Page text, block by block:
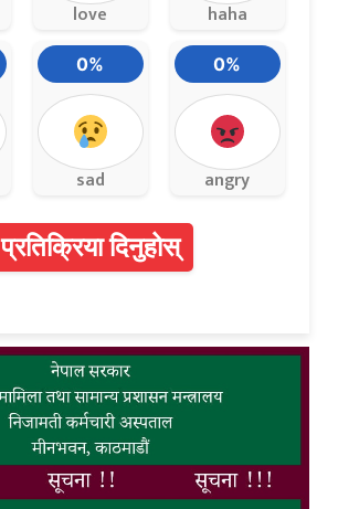
love haha
0%
sad
0%
angry
प्रतिक्रिया दिनुहोस्